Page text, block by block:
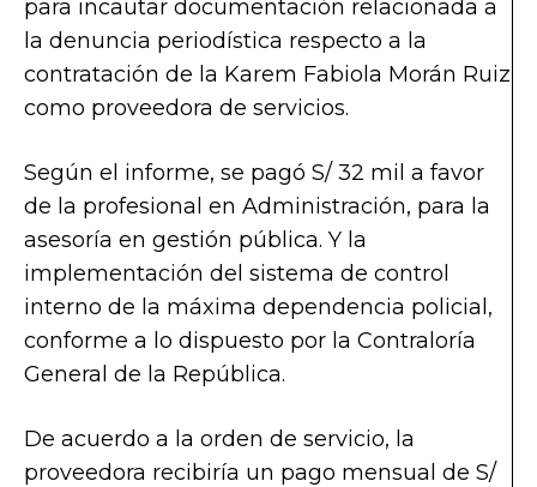
para incautar documentación relacionada a
la denuncia periodística respecto a la
contratación de la Karem Fabiola Morán Ruiz
como proveedora de servicios.
Según el informe, se pagó S/ 32 mil a favor
de la profesional en Administración, para la
asesoría en gestión pública. Y la
implementación del sistema de control
interno de la máxima dependencia policial,
conforme a lo dispuesto por la Contraloría
General de la República.
De acuerdo a la orden de servicio, la
proveedora recibiría un pago mensual de S/